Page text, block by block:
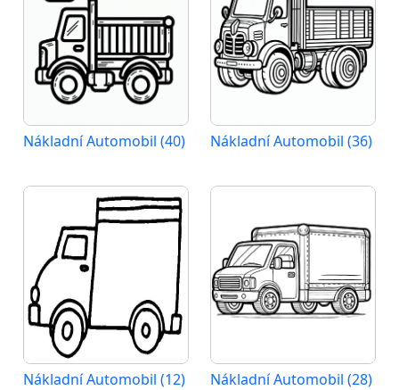
Nákladní Automobil (40) Nákladní Automobil (36)
Nákladní Automobil (12) Nákladní Automobil (28)